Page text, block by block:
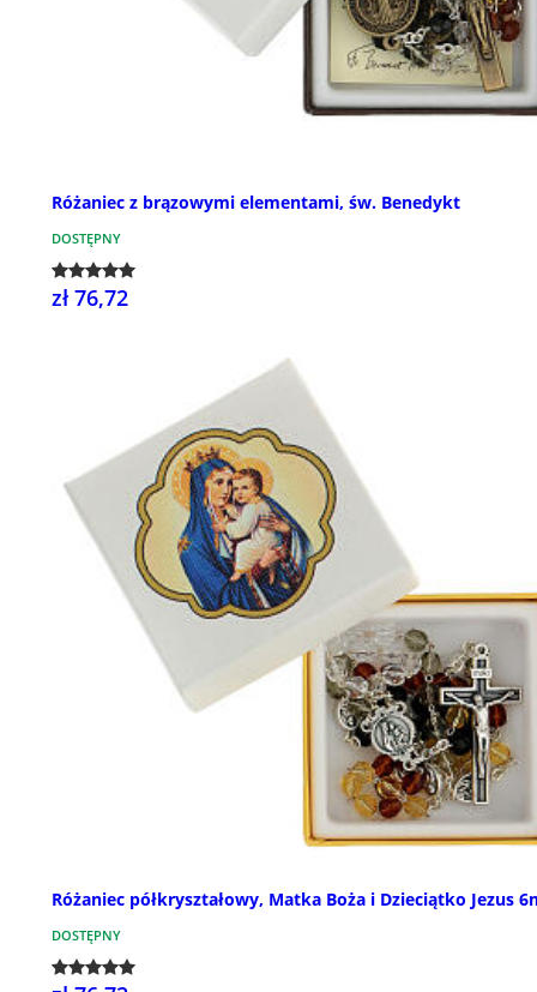
Różaniec z brązowymi elementami, św. Benedykt
DOSTĘPNY
zł 76,72
Różaniec półkryształowy, Matka Boża i Dzieciątko Jezus
DOSTĘPNY